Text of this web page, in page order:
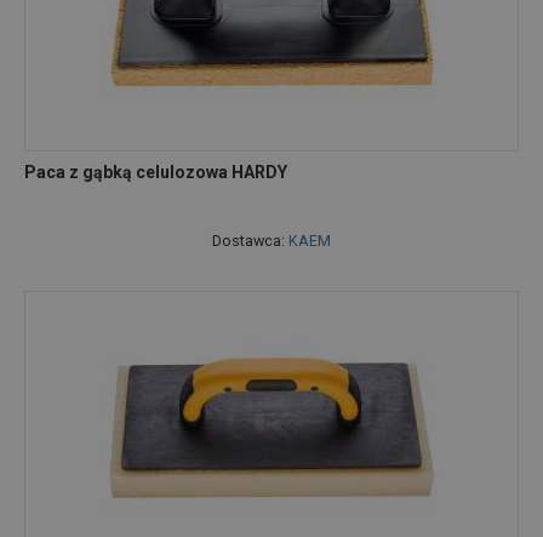
Paca z gąbką celulozowa HARDY
Dostawca: KAEM